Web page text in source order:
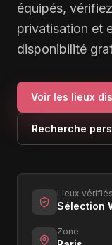
équipés,
privatisation et
disponibilité
Voir les lieux
Recherche
Lieux vérifiés
Sélection
Zone